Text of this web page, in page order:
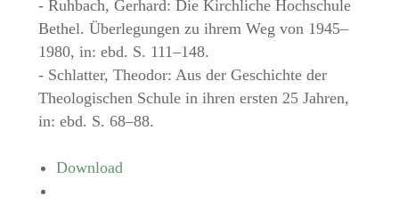
- Ruhbach, Gerhard: Die Kirchliche Hochschule
Bethel. Überlegungen zu ihrem Weg von 1945–
1980, in: ebd. S. 111–148.
- Schlatter, Theodor: Aus der Geschichte der
Theologischen Schule in ihren ersten 25 Jahren,
in: ebd. S. 68–88.
Download